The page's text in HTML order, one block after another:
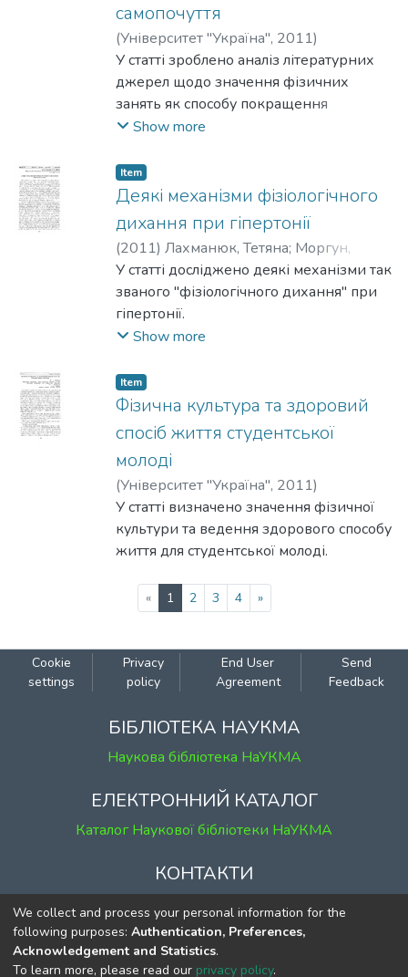
самопочуття
(Університет "Україна", 2011)
Чернікова, Тетяна;Моргун, Зінаїда
У статті зроблено аналіз літературних
джерел щодо значен­ня фізичних
занять як способу покращення
самопочуття.
Show more
Item
Деякі механізми фізіологічного
дихання при гіпертонії
(2011) Лахманюк, Тетяна; Моргун,
Зінаїда
У статті досліджено деякі механізми так
званого "фізіологічного дихання" при
гіпертонії.
Show more
Item
Фізична культура та здоровий
спосіб життя студентської
молоді
(Університет "Україна", 2011)
Євтушенко, Ю.;Гордієнко, Л.
У статті визначено значення фізичної
культури та ведення здоро­вого способу
життя для студентської молоді.
« 1(current)
2 3 4 »
Cookie
settings
Privacy
policy
End User
Agreement
Send
Feedback
БІБЛІОТЕКА НАУКМА
Наукова бібліотека НаУКМА
ЕЛЕКТРОННИЙ КАТАЛОГ
Каталог Наукової бібліотеки НаУКМА
КОНТАКТИ
м. Київ, вул. Григорія Сковороди, 2
к. 1, к. 120
тел. (044) 463-69-31
We collect and process your personal information for the
following purposes: Authentication, Preferences,
Acknowledgement and Statistics.
To learn more, please read our privacy policy.